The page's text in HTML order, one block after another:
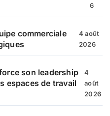
6
commerciale
4 août
2026
son leadership
espaces de travail
4
août
2026